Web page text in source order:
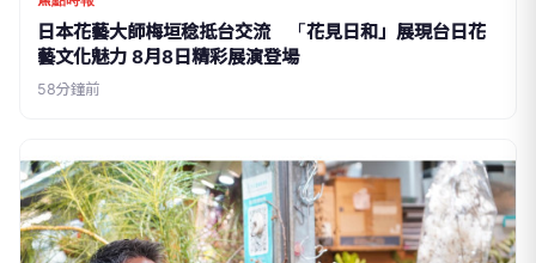
日本花藝大師梅垣稔抵台交流 「花見日和」展現台日花
藝文化魅力 8月8日精彩展演登場
58分鐘前